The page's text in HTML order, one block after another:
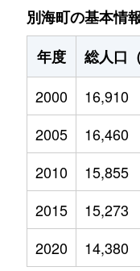
別海町の基本情
年度
総人口
2000
16,910
2005
16,460
2010
15,855
2015
15,273
2020
14,380